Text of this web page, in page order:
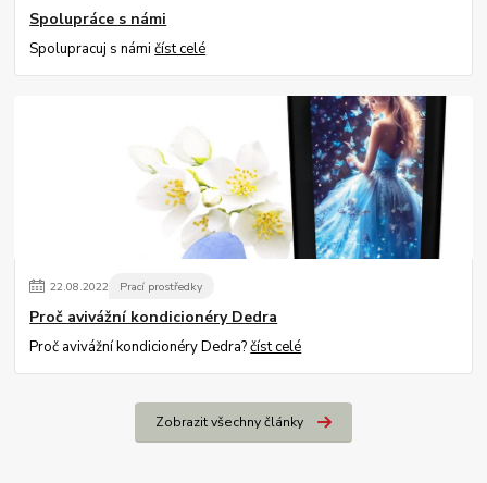
Spolupráce s námi
Spolupracuj s námičíst celé
22.08.2022 Prací prostředky
Proč avivážní kondicionéry Dedra
Proč avivážní kondicionéry Dedra?číst celé
Zobrazit všechny články